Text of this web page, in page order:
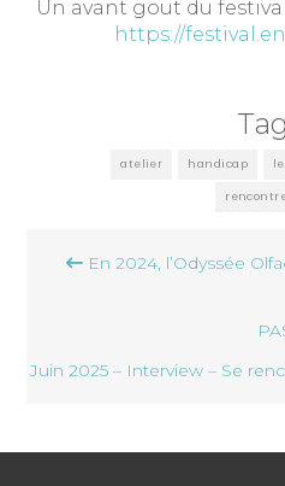
Un avant gout du
https://
atelier handicap
Navigation
En 2024, l’Odyssée
Juin 2025 – Interview – Se